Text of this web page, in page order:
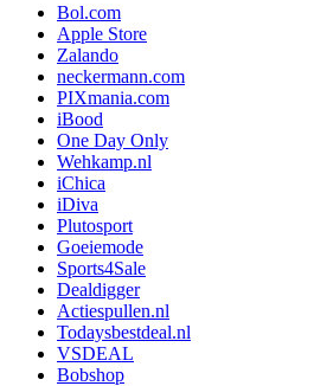
Bol.com
Apple Store
Zalando
neckermann.com
PIXmania.com
iBood
One Day Only
Wehkamp.nl
iChica
iDiva
Plutosport
Goeiemode
Sports4Sale
Dealdigger
Actiespullen.nl
Todaysbestdeal.nl
VSDEAL
Bobshop